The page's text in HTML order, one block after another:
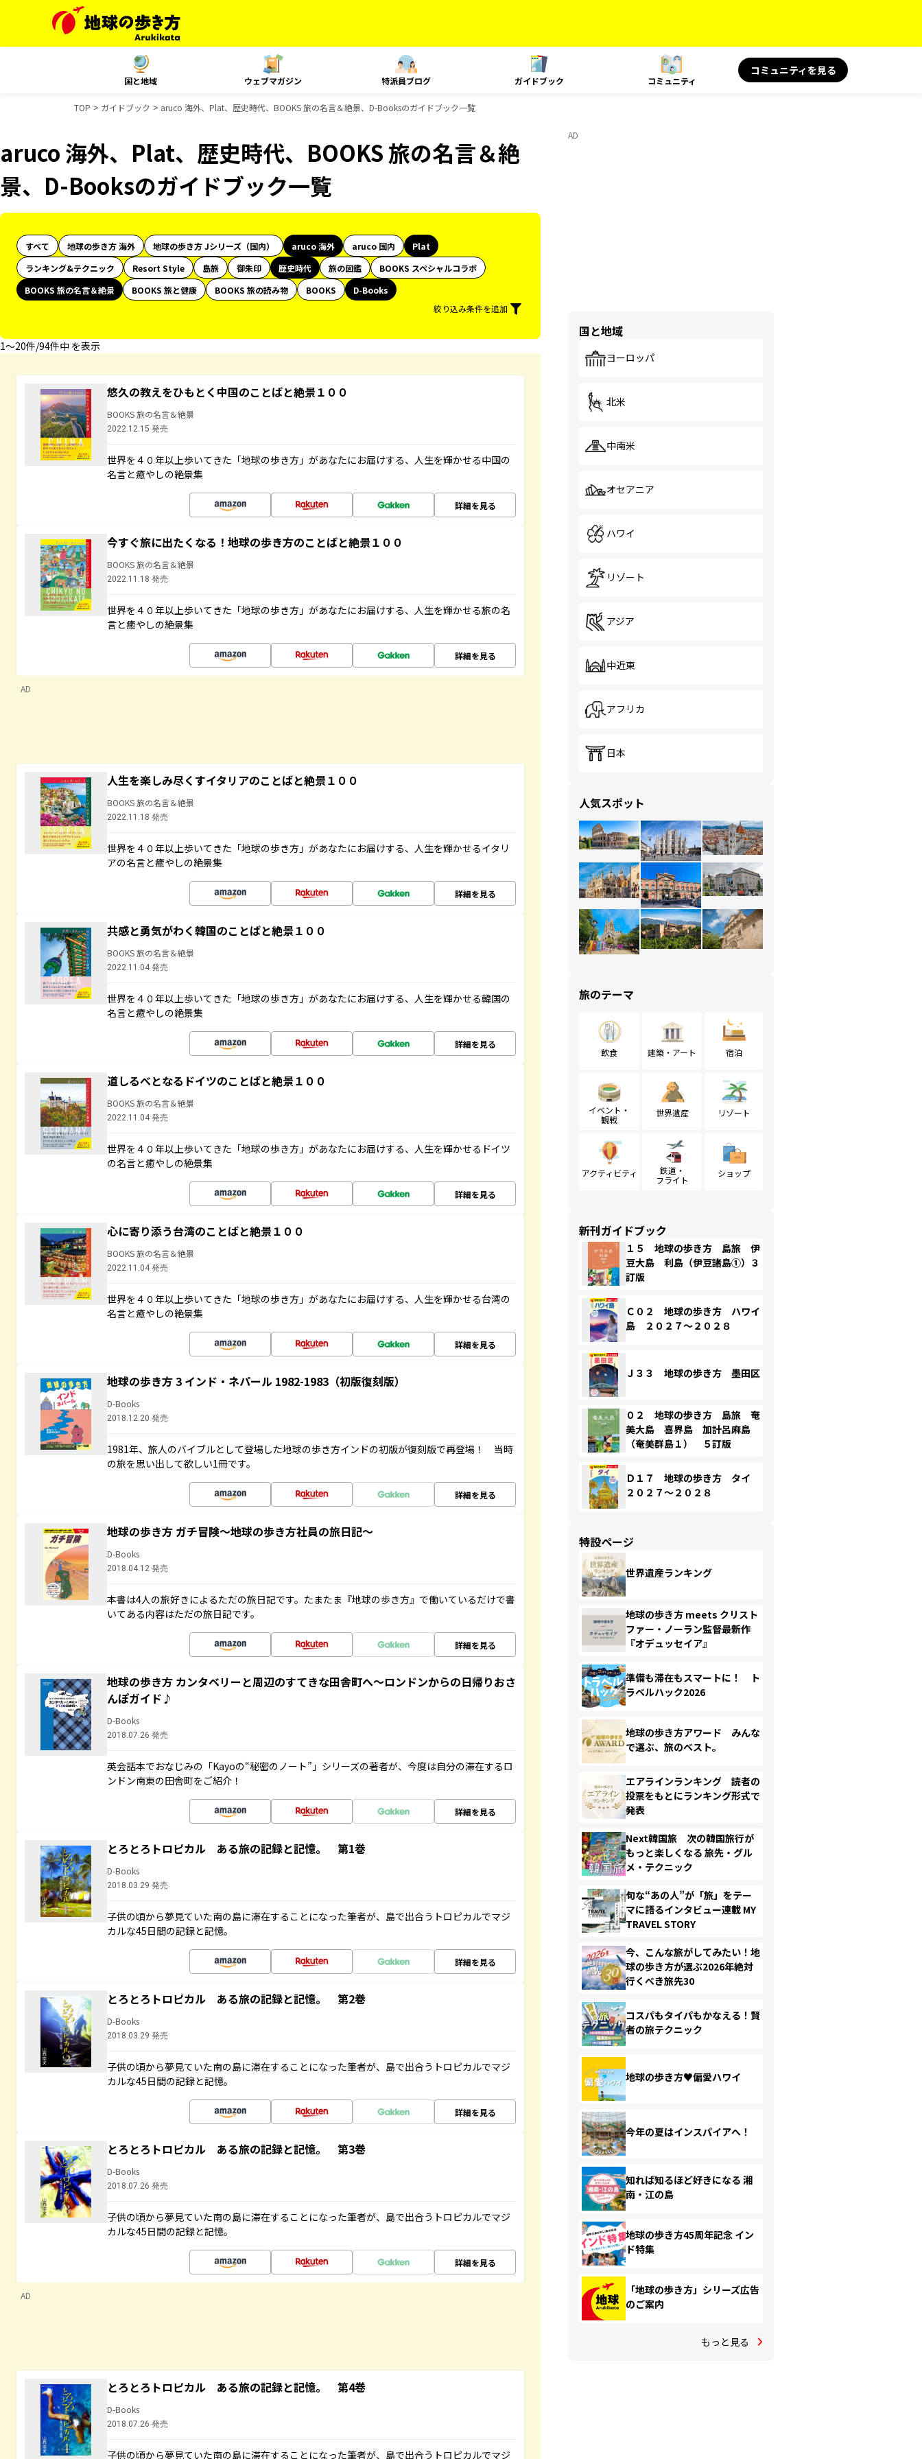
国と地域 ウェブマガジン 特派員ブログ ガイドブック コミュニティ
コミュニティを見る
TOP ガイドブック aruco 海外、Plat、歴史時代、BOOKS 旅の名言＆絶景、D-Booksのガイドブック一覧
aruco 海外、Plat、歴史時代、BOOKS 旅の名言＆絶
景、D-Booksのガイドブック一覧
すべて 地球の歩き方 海外 地球の歩き方 Jシリーズ（国内） aruco 海外 aruco 国内
Plat
ランキング&テクニック
Resort Style 島旅 御朱印 歴史時代 旅の図鑑
BOOKS スペシャルコラボ
BOOKS 旅の名言＆絶景
BOOKS 旅と健康 BOOKS 旅の読み物 BOOKS
D-Books
絞り込み条件を追加
1〜20件/94件中 を表示
悠久の教えをひもとく中国のことばと絶景１００
BOOKS 旅の名言＆絶景
2022.12.15 発売
世界を４０年以上歩いてきた「地球の歩き方」があなたにお届けする、人生を輝かせる中国の
名言と癒やしの絶景集
詳細を見る
今すぐ旅に出たくなる！地球の歩き方のことばと絶景１００
BOOKS 旅の名言＆絶景
2022.11.18 発売
世界を４０年以上歩いてきた「地球の歩き方」があなたにお届けする、人生を輝かせる旅の名
言と癒やしの絶景集
詳細を見る
AD
人生を楽しみ尽くすイタリアのことばと絶景１００
BOOKS 旅の名言＆絶景
2022.11.18 発売
世界を４０年以上歩いてきた「地球の歩き方」があなたにお届けする、人生を輝かせるイタリ
アの名言と癒やしの絶景集
詳細を見る
共感と勇気がわく韓国のことばと絶景１００
BOOKS 旅の名言＆絶景
2022.11.04 発売
世界を４０年以上歩いてきた「地球の歩き方」があなたにお届けする、人生を輝かせる韓国の
名言と癒やしの絶景集
詳細を見る
道しるべとなるドイツのことばと絶景１００
BOOKS 旅の名言＆絶景
2022.11.04 発売
世界を４０年以上歩いてきた「地球の歩き方」があなたにお届けする、人生を輝かせるドイツ
の名言と癒やしの絶景集
詳細を見る
心に寄り添う台湾のことばと絶景１００
BOOKS 旅の名言＆絶景
2022.11.04 発売
世界を４０年以上歩いてきた「地球の歩き方」があなたにお届けする、人生を輝かせる台湾の
名言と癒やしの絶景集
詳細を見る
地球の歩き方 3 インド・ネパール 1982-1983（初版復刻版）
D-Books
2018.12.20 発売
1981年、旅人のバイブルとして登場した地球の歩き方インドの初版が復刻版で再登場！ 当時
の旅を思い出して欲しい1冊です。
詳細を見る
地球の歩き方 ガチ冒険～地球の歩き方社員の旅日記～
D-Books
2018.04.12 発売
本書は4人の旅好きによるただの旅日記です。たまたま『地球の歩き方』で働いているだけで書
いてある内容はただの旅日記です。
詳細を見る
地球の歩き方 カンタベリーと周辺のすてきな田舎町へ～ロンドンからの日帰りおさ
んぽガイド♪
D-Books
2018.07.26 発売
英会話本でおなじみの「Kayoの“秘密のノート”」シリーズの著者が、今度は自分の滞在するロ
ンドン南東の田舎町をご紹介！
詳細を見る
とろとろトロピカル ある旅の記録と記憶。 第1巻
D-Books
2018.03.29 発売
子供の頃から夢見ていた南の島に滞在することになった筆者が、島で出合うトロピカルでマジ
カルな45日間の記録と記憶。
詳細を見る
とろとろトロピカル ある旅の記録と記憶。 第2巻
D-Books
2018.03.29 発売
子供の頃から夢見ていた南の島に滞在することになった筆者が、島で出合うトロピカルでマジ
カルな45日間の記録と記憶。
詳細を見る
とろとろトロピカル ある旅の記録と記憶。 第3巻
D-Books
2018.07.26 発売
子供の頃から夢見ていた南の島に滞在することになった筆者が、島で出合うトロピカルでマジ
カルな45日間の記録と記憶。
詳細を見る
AD
とろとろトロピカル ある旅の記録と記憶。 第4巻
D-Books
2018.07.26 発売
子供の頃から夢見ていた南の島に滞在することになった筆者が、島で出合うトロピカルでマジ
AD
国と地域
ヨーロッパ
北米
中南米
オセアニア
ハワイ
リゾート
アジア
中近東
アフリカ
日本
人気スポット
旅のテーマ
飲食 建築・アート 宿泊
イベント・
観戦
世界遺産 リゾート
アクティビティ
鉄道・
フライト
ショップ
新刊ガイドブック
１５ 地球の歩き方 島旅 伊
豆大島 利島（伊豆諸島①）３
訂版
Ｃ０２ 地球の歩き方 ハワイ
島 ２０２７～２０２８
Ｊ３３ 地球の歩き方 墨田区
０２ 地球の歩き方 島旅 奄
美大島 喜界島 加計呂麻島
（奄美群島１） ５訂版
Ｄ１７ 地球の歩き方 タイ
２０２７～２０２８
特設ページ
世界遺産ランキング
地球の歩き方 meets クリスト
ファー・ノーラン監督最新作
『オデュッセイア』
準備も滞在もスマートに！ ト
ラベルハック2026
地球の歩き方アワード みんな
で選ぶ、旅のベスト。
エアラインランキング 読者の
投票をもとにランキング形式で
発表
Next韓国旅 次の韓国旅行が
もっと楽しくなる 旅先・グル
メ・テクニック
旬な“あの人”が「旅」をテー
マに語るインタビュー連載 MY
TRAVEL STORY
今、こんな旅がしてみたい！地
球の歩き方が選ぶ2026年絶対
行くべき旅先30
コスパもタイパもかなえる！賢
者の旅テクニック
地球の歩き方♥偏愛ハワイ
今年の夏はインスパイアへ！
知れば知るほど好きになる 湘
南・江の島
地球の歩き方45周年記念 イン
ド特集
「地球の歩き方」シリーズ広告
のご案内
もっと見る